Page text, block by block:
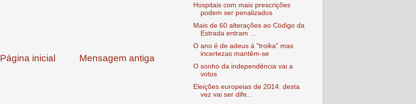
Mensagem antiga
Página inicial
Hospitais com mais prescrições
podem ser penalizados
Mais de 60 alterações ao Código da
Estrada entram ...
O ano é de adeus à "troika" mas
incertezas mantêm-se
O sonho da independência vai a
votos
Eleições europeias de 2014: desta
vez vai ser dife...